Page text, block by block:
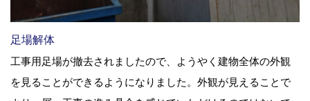
足場解体
工事用足場が撤去されましたので、ようやく建物全体の外観
を見ることができるようになりました。外観が見えることで